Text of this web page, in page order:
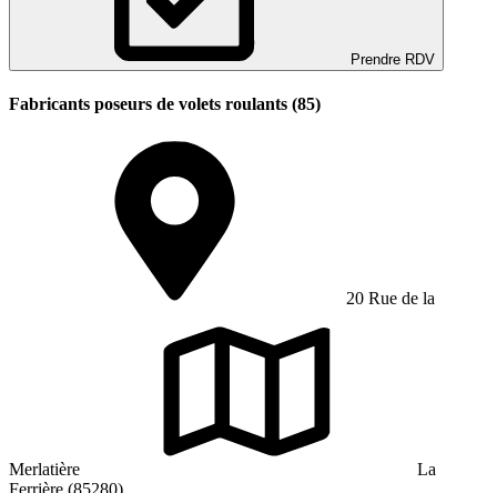
Prendre RDV
Fabricants poseurs de volets roulants (85)
20 Rue de la
Merlatière
La